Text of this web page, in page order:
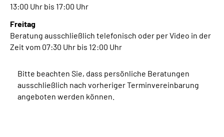
Inhalte in Gebärdensprache (DGS)
Leichte Sprache
Mein Kundenportal
13:00 Uhr bis 17:00 Uhr
Freitag
Beratung ausschließlich telefonisch oder per Video in der
Zeit vom 07:30 Uhr bis 12:00 Uhr
Bitte beachten Sie, dass persönliche Beratungen
ausschließlich nach vorheriger Terminvereinbarung
angeboten werden können.